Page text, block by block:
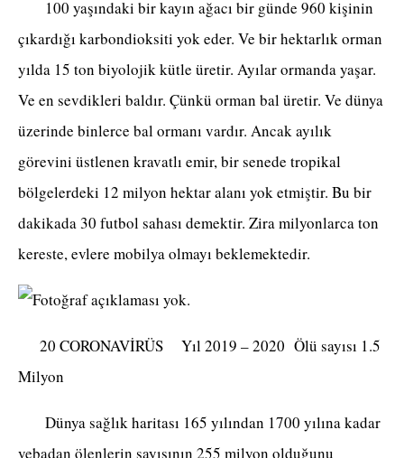
100 yaşındaki bir kayın ağacı bir günde 960 kişinin
çıkardığı karbondioksiti yok eder. Ve bir hektarlık orman
yılda 15 ton biyolojik kütle üretir. Ayılar ormanda yaşar.
Ve en sevdikleri baldır. Çünkü orman bal üretir. Ve dünya
üzerinde binlerce bal ormanı vardır. Ancak ayılık
görevini üstlenen kravatlı emir, bir senede tropikal
bölgelerdeki 12 milyon hektar alanı yok etmiştir. Bu bir
dakikada 30 futbol sahası demektir. Zira milyonlarca ton
kereste, evlere mobilya olmayı beklemektedir.
20 CORONAVİRÜS Yıl 2019 – 2020 Ölü sayısı 1.5
Milyon
Dünya sağlık haritası 165 yılından 1700 yılına kadar
vebadan ölenlerin sayısının 255 milyon olduğunu